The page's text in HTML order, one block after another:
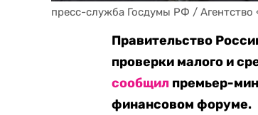
пресс-служба Госдумы РФ / Агентство
Правительство
проверки малого и
сообщил премьер-
финансовом форуме.